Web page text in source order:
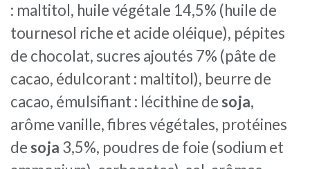
: maltitol, huile végétale 14,5% (huile de
tournesol riche et acide oléique), pépites
de chocolat, sucres ajoutés 7% (pâte de
cacao, édulcorant : maltitol), beurre de
cacao, émulsifiant : lécithine de soja,
arôme vanille, fibres végétales, protéines
de soja 3,5%, poudres de foie (sodium et